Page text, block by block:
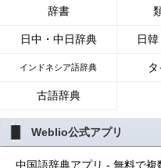
辞書
日中・中日辞典 日
インドネシア語辞典
古語辞典
Weblio公式アプリ
中国語辞典アプリ - 無料で